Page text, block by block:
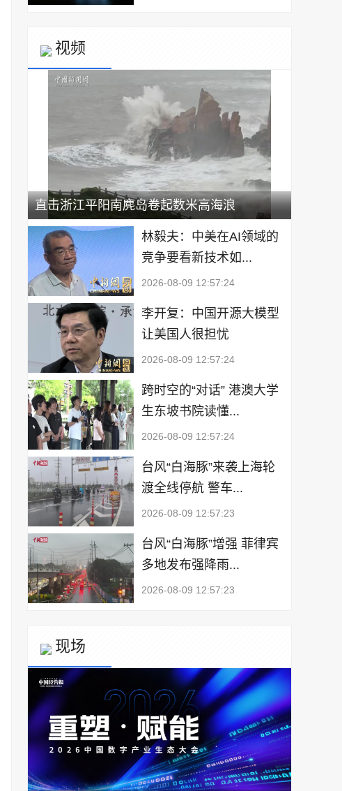
视频
直击浙江平阳南麂岛卷起数米高海浪
林毅夫：中美在AI领域的
竞争要看新技术如...
2026-08-09 12:57:24
李开复：中国开源大模型
让美国人很担忧
2026-08-09 12:57:24
跨时空的“对话” 港澳大学
生东坡书院读懂...
2026-08-09 12:57:24
台风“白海豚”来袭上海轮
渡全线停航 警车...
2026-08-09 12:57:23
台风“白海豚”增强 菲律宾
多地发布强降雨...
2026-08-09 12:57:23
现场